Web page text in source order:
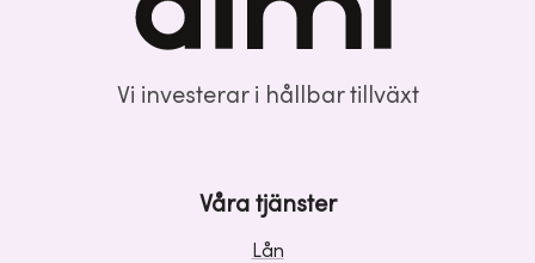
Vi investerar i hållbar tillväxt
Våra tjänster
Lån